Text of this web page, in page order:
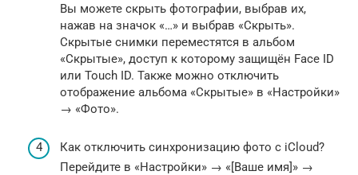
Вы можете скрыть фотографии, выбрав их,
нажав на значок «…» и выбрав «Скрыть».
Скрытые снимки переместятся в альбом
«Скрытые», доступ к которому защищён Face ID
или Touch ID. Также можно отключить
отображение альбома «Скрытые» в «Настройки»
→ «Фото».
Как отключить синхронизацию фото с iCloud?
Перейдите в «Настройки» → «[Ваше имя]» →